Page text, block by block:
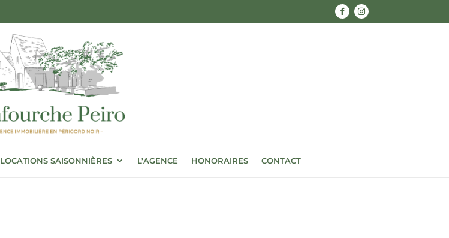
LOCATIONS SAISONNIÈRES L’AGENCE HONORAIRES CONTACT